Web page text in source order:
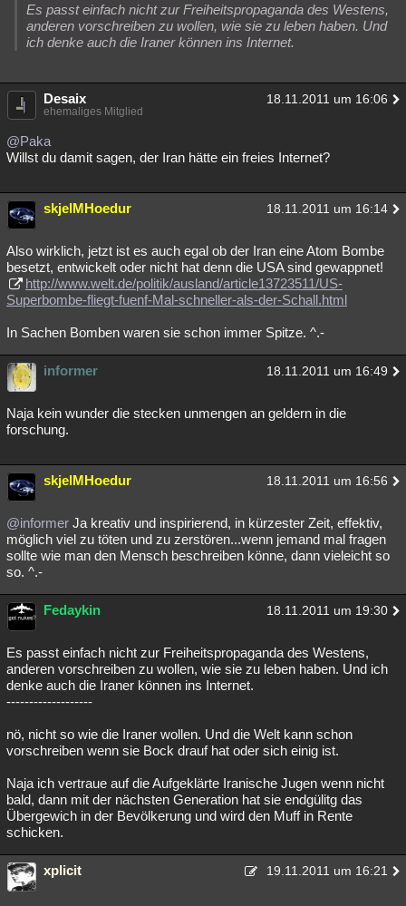
Es passt einfach nicht zur Freiheitspropaganda des Westens,
anderen vorschreiben zu wollen, wie sie zu leben haben. Und
ich denke auch die Iraner können ins Internet.
Desaix 18.11.2011 um 16:06
ehemaliges Mitglied
@Paka
Willst du damit sagen, der Iran hätte ein freies Internet?
skjelMHoedur 18.11.2011 um 16:14
Also wirklich, jetzt ist es auch egal ob der Iran eine Atom Bombe
besetzt, entwickelt oder nicht hat denn die USA sind gewappnet!
http://www.welt.de/politik/ausland/article13723511/US-
Superbombe-fliegt-fuenf-Mal-schneller-als-der-Schall.html
In Sachen Bomben waren sie schon immer Spitze. ^.-
informer 18.11.2011 um 16:49
Naja kein wunder die stecken unmengen an geldern in die
forschung.
skjelMHoedur 18.11.2011 um 16:56
@informer Ja kreativ und inspirierend, in kürzester Zeit, effektiv,
möglich viel zu töten und zu zerstören...wenn jemand mal fragen
sollte wie man den Mensch beschreiben könne, dann vieleicht so
so. ^.-
Fedaykin 18.11.2011 um 19:30
Es passt einfach nicht zur Freiheitspropaganda des Westens,
anderen vorschreiben zu wollen, wie sie zu leben haben. Und ich
denke auch die Iraner können ins Internet.
-------------------
nö, nicht so wie die Iraner wollen. Und die Welt kann schon
vorschreiben wenn sie Bock drauf hat oder sich einig ist.
Naja ich vertraue auf die Aufgeklärte Iranische Jugen wenn nicht
bald, dann mit der nächsten Generation hat sie endgülitg das
Übergewich in der Bevölkerung und wird den Muff in Rente
schicken.
xplicit 19.11.2011 um 16:21